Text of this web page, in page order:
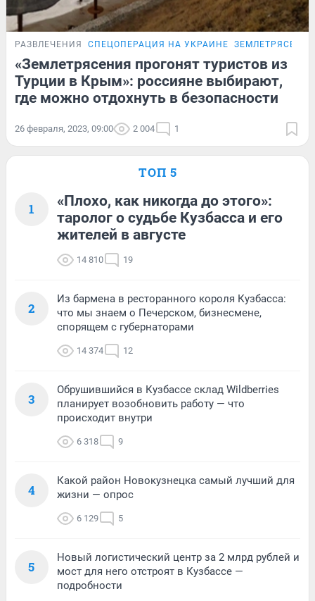
РАЗВЛЕЧЕНИЯ СПЕЦОПЕРАЦИЯ НА УКРАИНЕ
«Землетрясения прогонят туристов из
Турции в Крым»: россияне выбирают,
где можно отдохнуть в безопасности
26 февраля, 2023, 09:00 2 004 1
ТОП 5
1
«Плохо, как никогда до этого»:
таролог о судьбе Кузбасса и его
жителей в августе
14 810 19
2
Из бармена в ресторанного короля Кузбасса:
что мы знаем о Печерском, бизнесмене,
спорящем с губернаторами
14 374 12
3
Обрушившийся в Кузбассе склад Wildberries
планирует возобновить работу — что
происходит внутри
6 318 9
4
Какой район Новокузнецка самый лучший для
жизни — опрос
6 129 5
5
Новый логистический центр за 2 млрд рублей и
мост для него отстроят в Кузбассе —
подробности